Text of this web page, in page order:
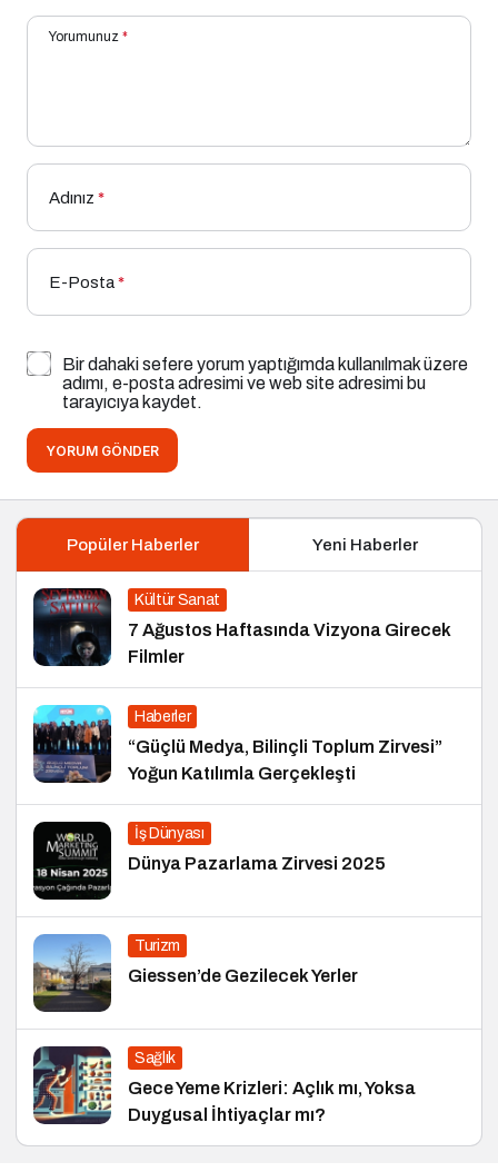
Yorumunuz *
Adınız *
E-Posta*
Bir dahaki sefere yorum yaptığımda kullanılmak üzere
adımı, e-posta adresimi ve web site adresimi bu
tarayıcıya kaydet.
YORUM GÖNDER
Popüler Haberler Yeni Haberler
Kültür Sanat
7 Ağustos Haftasında Vizyona Girecek
Filmler
Haberler
“Güçlü Medya, Bilinçli Toplum Zirvesi”
Yoğun Katılımla Gerçekleşti
İş Dünyası
Dünya Pazarlama Zirvesi 2025
Turizm
Giessen’de Gezilecek Yerler
Sağlık
Gece Yeme Krizleri: Açlık mı, Yoksa
Duygusal İhtiyaçlar mı?